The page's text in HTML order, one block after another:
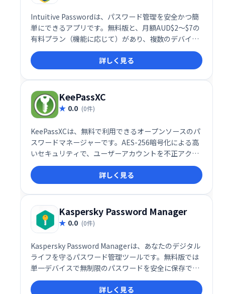
Intuitive Passwordは、パスワード管理を安全かつ簡
単にできるアプリです。無料版と、月額AUD$2～$7の
有料プラン（機能に応じて）があり、複数のデバイス
での同期や無制限のパスワード保存などが可能です。
AES-256暗号化や安全なパスワードジェネレーター、
生体認証に対応し、強力なセキュリティであなたのデ
ータを保護します。無料版でも基本機能は利用できま
す。
詳しく見る
KeePassXC
0.0 (0件)
KeePassXCは、無料で利用できるオープンソースのパ
スワードマネージャーです。AES-256暗号化による高
いセキュリティで、ユーザーアカウントを不正アクセ
スから保護します。無制限のパスワード保存が可能
で、安心してご利用いただけます。KeePassと同様の
機能を備え、安全なパスワード管理をサポートしま
す。
詳しく見る
Kaspersky Password Manager
0.0 (0件)
Kaspersky Password Managerは、あなたのデジタル
ライフを守るパスワード管理ツールです。無料版では
単一デバイスで無制限のパスワードを安全に保存でき
ます。年間14ドルの有料版は複数デバイス対応で、
AES-256暗号化による高いセキュリティと生体認証機
詳しく見る